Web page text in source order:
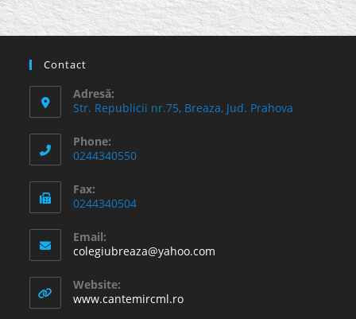
Contact
Adresă:
Str. Republicii nr.75, Breaza, Jud. Prahova
Phone:
0244340550
Fax:
0244340504
Email:
colegiubreaza@yahoo.com
Website:
www.cantemircml.ro